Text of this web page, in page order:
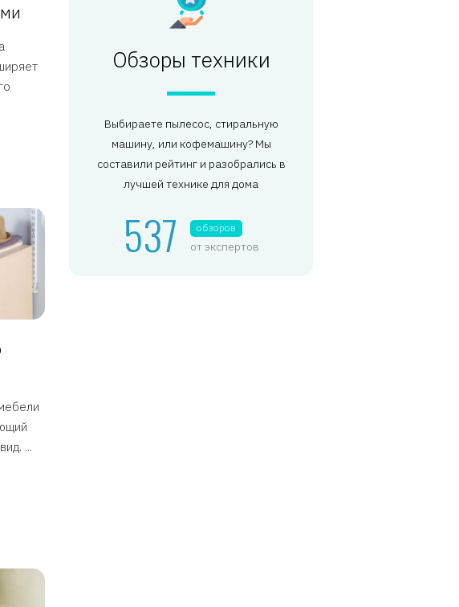
...
Обзоры техники
Выбираете пылесос, стиральную
машину, или кофемашину? Мы
составили рейтинг и разобрались в
лучшей технике для дома
537 обзоров
от экспертов